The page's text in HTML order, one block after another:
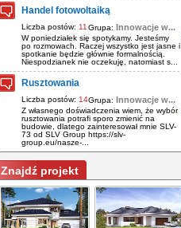
Handel fotowoltaiką
Liczba postów: 11 Grupa: Innowacje w...
W poniedziałek się spotykamy. Jesteśmy
po rozmowach. Raczej wszystko jest jasne i
spotkanie będzie głównie formalnością.
Niespodzianek nie oczekuję, natomiast s...
Rusztowania
Liczba postów: 14Grupa: Innowacje w...
Z własnego doświadczenia wiem, że wybór
rusztowania potrafi sporo zmienić na
budowie, dlatego zainteresował mnie SLV-
73 od SLV Group https://slv-
group.eu/nasze-...
Znajdź projekt